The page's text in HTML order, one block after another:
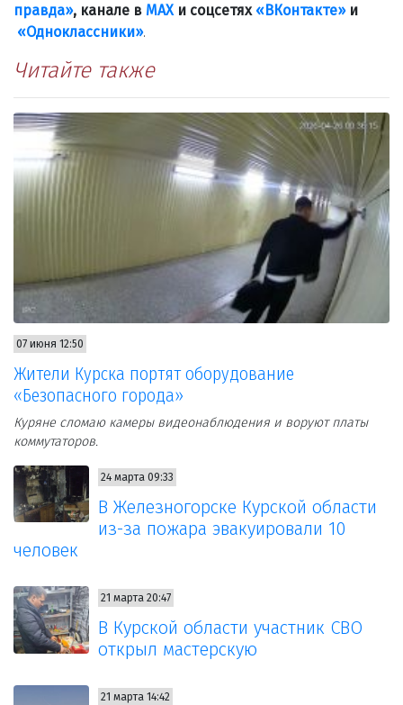
правда», канале в МАХи соцсетях «ВКонтакте»и
«Одноклассники».
Читайте также
07 июня 12:50
Жители Курска портят оборудование
«Безопасного города»
Куряне сломаю камеры видеонаблюдения и воруют платы
коммутаторов.
24 марта 09:33
В Железногорске Курской области
из-за пожара эвакуировали 10
человек
21 марта 20:47
В Курской области участник СВО
открыл мастерскую
21 марта 14:42